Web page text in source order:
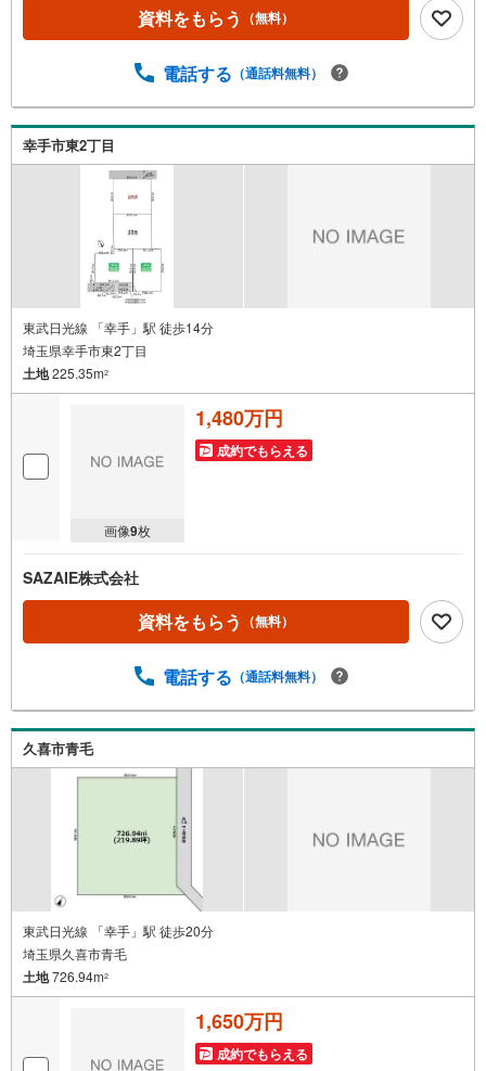
資料をもらう （無料）
電話する （通話料無料）
幸手市東2丁目
東武日光線 「幸手」駅 徒歩14分
埼玉県幸手市東2丁目
土地225.35m2
画像9枚
1,480万円
成約でもらえる
SAZAIE株式会社
資料をもらう （無料）
電話する （通話料無料）
久喜市青毛
東武日光線 「幸手」駅 徒歩20分
埼玉県久喜市青毛
土地726.94m2
1,650万円
成約でもらえる